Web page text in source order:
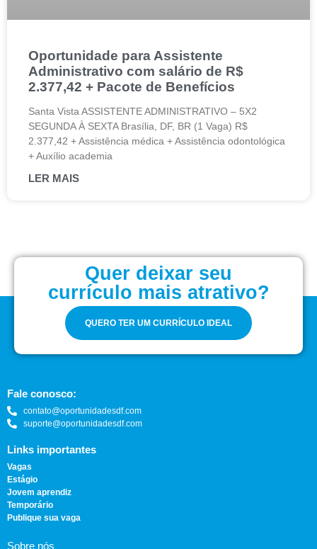
Oportunidade para Assistente
Administrativo com salário de R$
2.377,42 + Pacote de Benefícios
Santa Vista ASSISTENTE ADMINISTRATIVO – 5X2
SEGUNDA À SEXTA Brasília, DF, BR (1 Vaga) R$
2.377,42 + Assistência médica + Assistência odontológica
+ Auxílio academia
LER MAIS
Quer deixar seu
currículo mais atrativo?
QUERO TER UM CURRÍCULO IDEAL
Fale conosco:
contato@oportunidadesdf.com
suporte@oportunidadesdf.com
Links importantes
Vagas
Estágio
Jovem aprendiz
Temporário
Publique sua vaga
Sobre nós